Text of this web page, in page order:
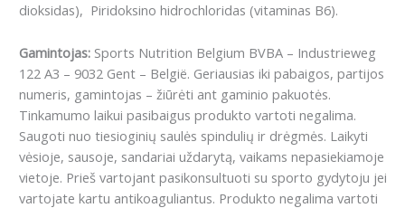
dioksidas), Piridoksino hidrochloridas (vitaminas B6).
Gamintojas: Sports Nutrition Belgium BVBA – Industrieweg
122 A3 – 9032 Gent – België. Geriausias iki pabaigos, partijos
numeris, gamintojas – žiūrėti ant gaminio pakuotės.
Tinkamumo laikui pasibaigus produkto vartoti negalima.
Saugoti nuo tiesioginių saulės spindulių ir drėgmės. Laikyti
vėsioje, sausoje, sandariai uždarytą, vaikams nepasiekiamoje
vietoje. Prieš vartojant pasikonsultuoti su sporto gydytoju jei
vartojate kartu antikoaguliantus. Produkto negalima vartoti